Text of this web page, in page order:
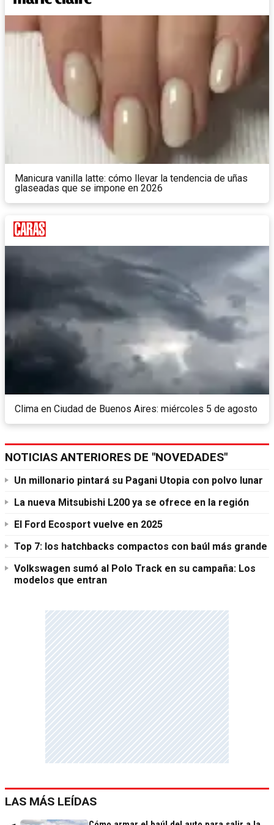
Manicura vanilla latte: cómo llevar la tendencia de uñas
glaseadas que se impone en 2026
Clima en Ciudad de Buenos Aires: miércoles 5 de agosto
NOTICIAS ANTERIORES DE "NOVEDADES"
Un millonario pintará su Pagani Utopia con polvo lunar
La nueva Mitsubishi L200 ya se ofrece en la región
El Ford Ecosport vuelve en 2025
Top 7: los hatchbacks compactos con baúl más grande
Volkswagen sumó al Polo Track en su campaña: Los
modelos que entran
LAS MÁS LEÍDAS